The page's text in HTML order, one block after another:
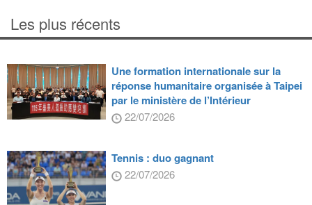
Les plus récents
Une formation internationale sur la
réponse humanitaire organisée à Taipei
par le ministère de l’Intérieur
22/07/2026
Tennis : duo gagnant
22/07/2026